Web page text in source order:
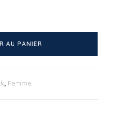
AU PANIER
Femme